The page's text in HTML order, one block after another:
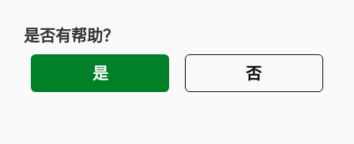
是否有帮助？